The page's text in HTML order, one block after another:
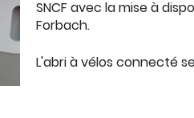
SNCF avec la mise à
Forbach.
L'abri à vélos connecté